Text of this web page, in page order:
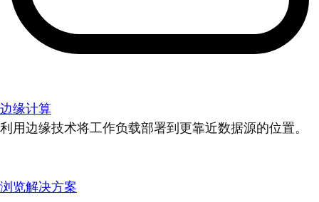
边缘计算
利用边缘技术将工作负载部署到更靠近数据源的位置。
浏览解决方案